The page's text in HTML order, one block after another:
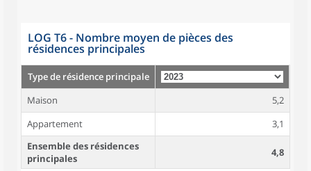
LOG T6 - Nombre moyen de pièces des
résidences principales
Type de résidence principale
Maison
5,2
Appartement
3,1
Ensemble des résidences
principales
4,8